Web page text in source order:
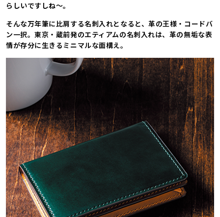
らしいですしね～。
そんな万年筆に比肩する名刺入れとなると、革の王様・コードバ
ン一択。東京・蔵前発のエティアムの名刺入れは、革の無垢な表
情が存分に生きるミニマルな面構え。